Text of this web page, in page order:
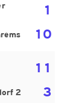
1
10
11
3
2